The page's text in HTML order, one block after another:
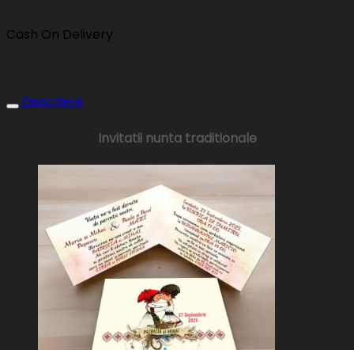
Cash On Delivery
Descriere
Invitatii nunta traditionale